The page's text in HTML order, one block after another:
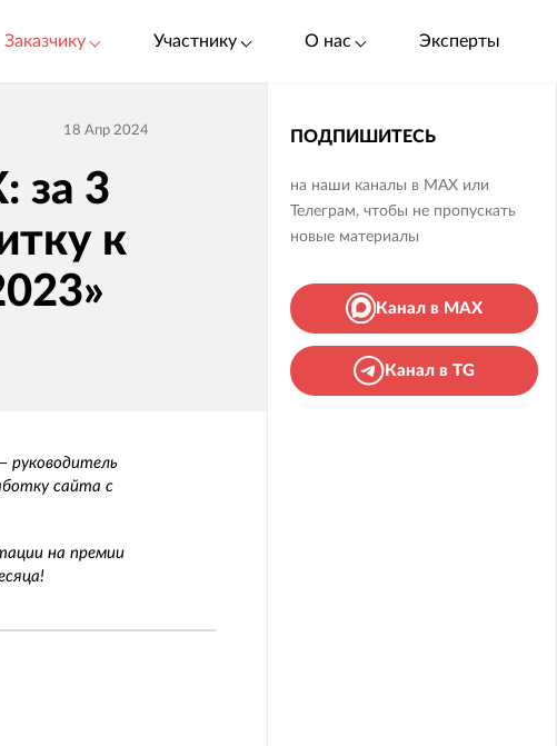
Заказчику Участнику О нас Эксперты
18 Апр 2024
за 3
к
руководитель
сайта с
на премии
ПОДПИШИТЕСЬ
на наши каналы в MAX или
Телеграм, чтобы не пропускать
новые материалы
Канал в MAX
Канал в TG